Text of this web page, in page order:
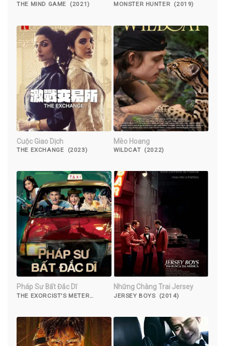
THE MIND GAME (2021) MONSTER HUNTER (2019)
Cuộc Giao Dịch
THE EXCHANGE (2023)
Mèo Hoang
WILDCAT (2022)
Pháp Sư Bất Đắc Dĩ
THE EXORCIST'S METER
Những Chàng Trai Jersey
JERSEY BOYS (2014)